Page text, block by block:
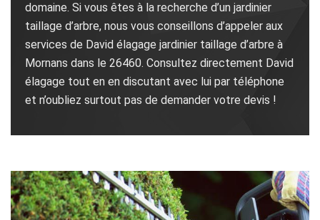
domaine. Si vous êtes à la recherche d’un jardinier
taillage d’arbre, nous vous conseillons d’appeler aux
services de David élagage jardinier taillage d’arbre à
Mornans dans le 26460. Consultez directement David
élagage tout en en discutant avec lui par téléphone
et n’oubliez surtout pas de demander votre devis !